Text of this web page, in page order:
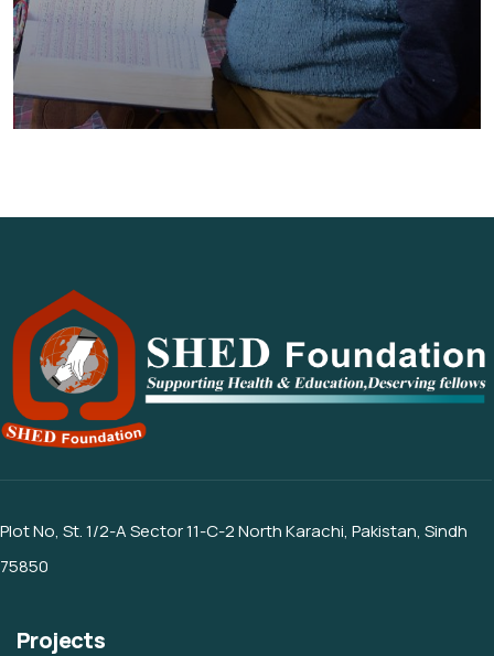
SENIOR CITIZENS HOME ‎ ‎ ‎ ‎ ‎ ‎ ‎ ‎ ‎ ‎ ‎ ‎ ‎ ‎ ‎ ‎ ‎ ‎ ‎ ‎ ‎ ‎ ‎ ‎ ‎ ‎ ‎ ‎ ‎ ‎ ‎ ‎ ‎ ‎ ‎ ‎ ‎ ‎ ‎ ‎ ‎
‎ ‎ ‎ ‎ ‎ ‎ ‎ ‎ ‎ ‎ ‎ ‎ ‎ ‎ ‎ ‎ ‎ ‎ ‎
Foundation
Plot No, St. 1/2-A Sector 11-C-2 North Karachi, Pakistan, Sindh
75850
Projects